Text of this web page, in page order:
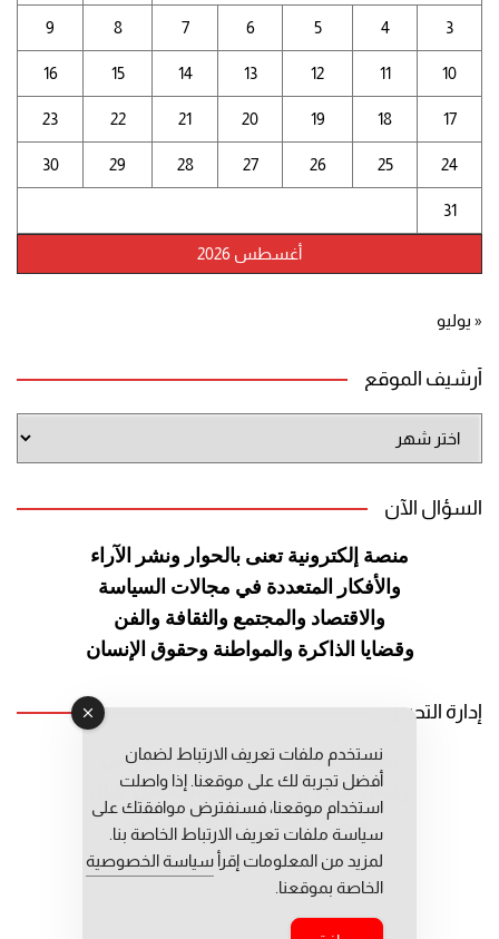
أغسطس 2026
3
4
5
6
7
8
9
10
11
12
13
14
15
16
17
18
19
20
21
22
23
24
25
26
27
28
29
30
31
« يوليو
أرشيف الموقع
الموقع
السؤال الآن
منصة إلكترونية تعنى بالحوار ونشر الآراء
والأفكار المتعددة في مجالات السياسة
والاقتصاد والمجتمع والثقافة والفن
وقضايا الذاكرة والمواطنة وحقوق الإنسان
إدارة التحرير
رئيس التحرير: عبد الرحيم التوراني
رئيس التحرير المساعد: المعطي قبال
مديرة التحرير: فاطمة حوحو
نستخدم ملفات تعريف الارتباط لضمان
أفضل تجربة لك على موقعنا. إذا واصلت
استخدام موقعنا، فسنفترض موافقتك على
سياسة ملفات تعريف الارتباط الخاصة بنا.
لمزيد من المعلومات إقرأ سياسة الخصوصية
الخاصة بموقعنا.